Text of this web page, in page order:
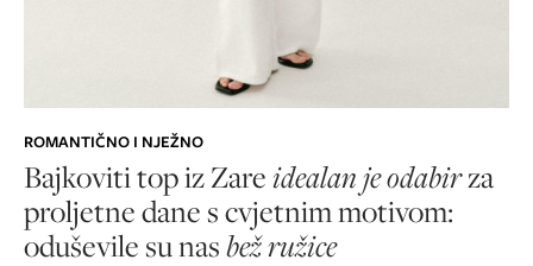
ROMANTIČNO I NJEŽNO
Bajkoviti top iz Zareidealan je odabirza
proljetne dane s cvjetnim motivom:
oduševile su nasbež ružice